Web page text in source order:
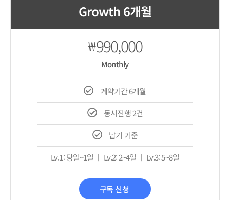
Growth 6개월
₩990,000
Monthly
계약기간 6개월
동시진행 2건
납기 기준
Lv.1: 당일~1일 ㅣ Lv.2: 2~4일 ㅣ Lv.3: 5~8일
구독 신청